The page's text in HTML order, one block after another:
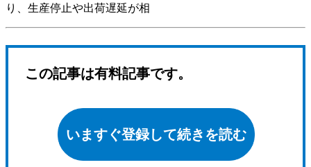
り、生産停止や出荷遅延が相
この記事は有料記事です。
いますぐ登録して続きを読む